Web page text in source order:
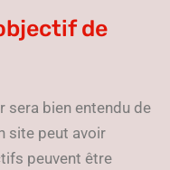
de
sera bien entendu de
site peut avoir
peuvent être